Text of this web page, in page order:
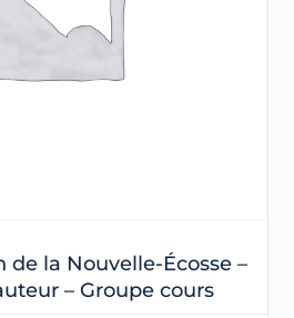
la Nouvelle-Écosse –
– Groupe cours